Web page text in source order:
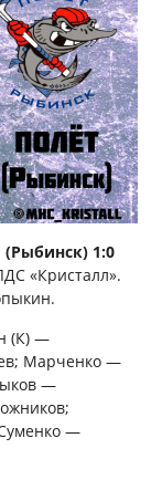
1:0
«Кристалл».
(К) —
Марченко —
—
—